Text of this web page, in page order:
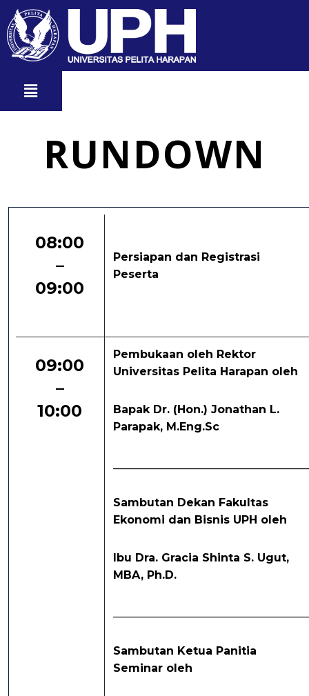
RUNDOWN
08:00
–
09:00
Persiapan dan Registrasi
Peserta
09:00
–
10:00
Pembukaan oleh Rektor
Universitas Pelita Harapan oleh
Bapak Dr. (Hon.) Jonathan L.
Parapak, M.Eng.Sc
Sambutan Dekan Fakultas
Ekonomi dan Bisnis UPH oleh
Ibu Dra. Gracia Shinta S. Ugut,
MBA, Ph.D.
Sambutan Ketua Panitia
Seminar oleh